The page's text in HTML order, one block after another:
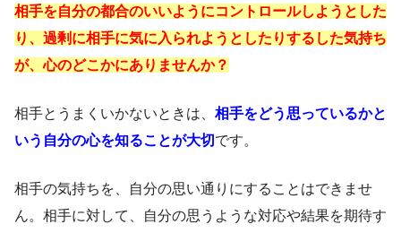
相手を自分の都合のいいようにコントロールしようとした
り、過剰に相手に気に入られようとしたりするした気持ち
が、心のどこかにありませんか？
相手とうまくいかないときは、 相手をどう思っているかと
いう自分の心を知ることが大切です。
相手の気持ちを、自分の思い通りにすることはできませ
ん。相手に対して、自分の思うような対応や結果を期待す